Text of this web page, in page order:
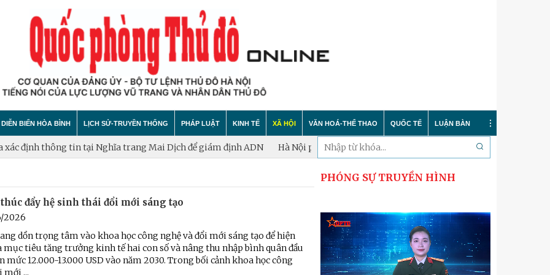
trị
BIẾN HÒA BÌNH
bại âm mưu diễn biến hòa bình
"tự diễn biến", "tự chuyển hóa"
LỊCH SỬ-TRUYỀN THỐNG
Sự Kiện
Lịch sử LLVT nhân dân Thủ đô Hà Nội
Thông Tin Liệt Sĩ
PHÁP LUẬT
An ninh - Trật tự
Cuộc sống quanh ta
Tìm hiểu chính sách
KINH TẾ
Vấn đề và dư luận
Hội nhập
XÃ HỘI
Giáo dục
Cải cách hành chính
VĂN HOÁ-THỂ THAO
Trong nước
Hà Nội thanh lịch
Nét đẹp Người chiến sỹ Thủ đô
QUỐC TẾ
Sự kiện
Bảo vệ chủ quyền biển đảo
Khoa học quân sự nước ngoài
LUẬN BÀN
thông tin tại Nghĩa trang Mai Dịch để giám định ADN Hà Nội phấn đấu hoàn thành lấy mẫu xác định danh tính hài cốt liệt sĩ
đẩy hệ sinh thái đổi mới sáng tạo
2026
dồn trọng tâm vào khoa học công nghệ và đổi mới sáng tạo để hiện
mục tiêu tăng trưởng kinh tế hai con số và nâng thu nhập bình quân đầu
mức 12.000-13.000 USD vào năm 2030. Trong bối cảnh khoa học công
mới ...
PHÓNG SỰ TRUYỀN HÌNH